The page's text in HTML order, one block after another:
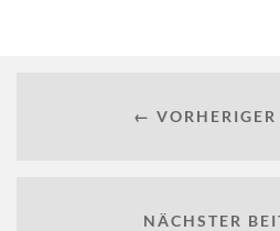
← VORHERIGER
NÄCHSTER